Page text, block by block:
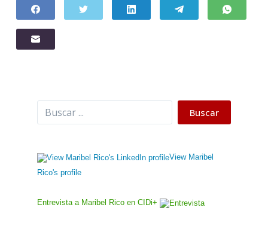
Buscar Buscar
View Maribel
Rico's profile
Entrevista a Maribel Rico en CIDi+